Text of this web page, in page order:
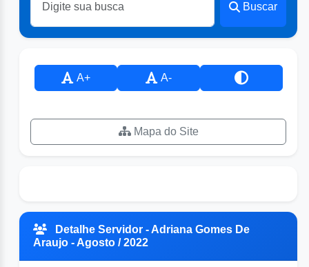
Buscar
A+ A-
Mapa do Site
Detalhe Servidor - Adriana Gomes De
Araujo - Agosto / 2022